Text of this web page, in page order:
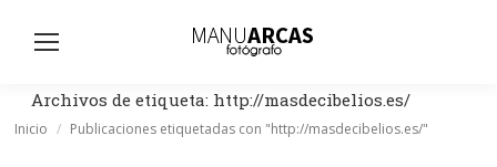
Archivos de etiqueta: http://masdecibelios.es/
Estás aquí:
Inicio Publicaciones etiquetadas con "http://masdecibelios.es/"